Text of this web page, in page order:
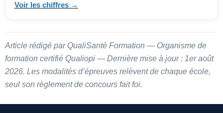
Voir les chiffres →
Article rédigé par QualiSanté Formation — Organisme de
formation certifié Qualiopi — Dernière mise à jour : 1er août
2026. Les modalités d’épreuves relèvent de chaque école,
seul son règlement de concours fait foi.